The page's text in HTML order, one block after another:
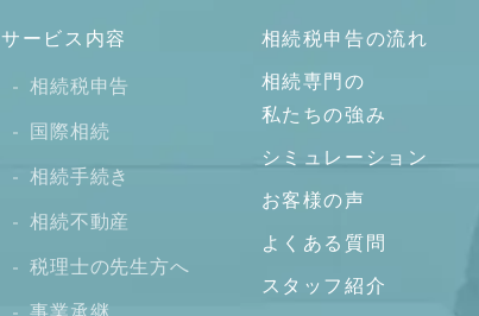
サービス内容
相続税申告
国際相続
相続手続き
相続不動産
税理士の先生方へ
事業承継
相続税申告の流れ
相続専門の
私たちの強み
シミュレーション
お客様の声
よくある質問
スタッフ紹介